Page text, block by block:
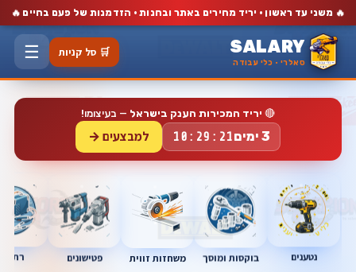
🔥 משני עד ראשון · יריד מחירים באתר ובחנות · הזדמנות של פעם בחיים🔥
SALARY
סאלרי · כלי עבודה
🛒 סל קניות ☰
🔴 יריד המכירות הענק בישראל — בעיצומו!
3 ימים 10:29:21 למבצעים →
נטענים בוקסות ומוסך משחזות זווית פטישונים